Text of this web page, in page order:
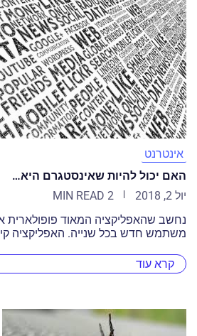
אינטרנט
האם יכול להיות שאינסטגרם היא…
יול 2, 2018
2 MIN READ
נחשב שהאפליקציה המאוד פופולארית
משתמש חדש בכל שנייה. האפליקציה
קרא עוד